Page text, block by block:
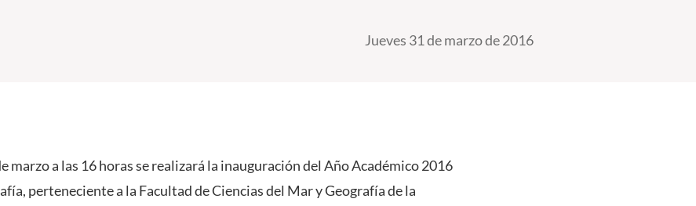
Jueves 31 de marzo de 2016
marzo a las 16 horas se realizará la inauguración del Año Académico 2016
perteneciente a la Facultad de Ciencias del Mar y Geografía de la